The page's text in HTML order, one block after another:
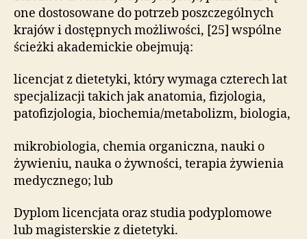
one dostosowane do potrzeb poszczególnych
krajów i dostępnych możliwości, [25] wspólne
ścieżki akademickie obejmują:
licencjat z dietetyki, który wymaga czterech lat
specjalizacji takich jak anatomia, fizjologia,
patofizjologia, biochemia/metabolizm, biologia,
mikrobiologia, chemia organiczna, nauki o
żywieniu, nauka o żywności, terapia żywienia
medycznego; lub
Dyplom licencjata oraz studia podyplomowe
lub magisterskie z dietetyki.